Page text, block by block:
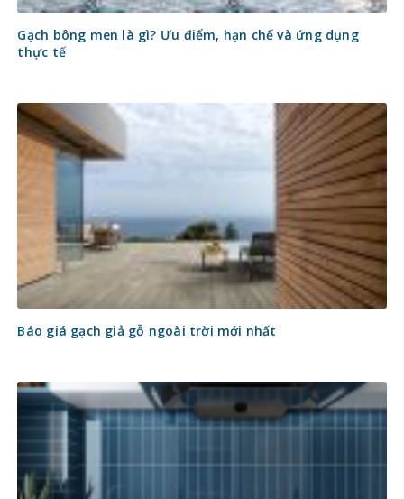
Gạch bông men là gì? Ưu điểm, hạn chế và ứng dụng
thực tế
Báo giá gạch giả gỗ ngoài trời mới nhất